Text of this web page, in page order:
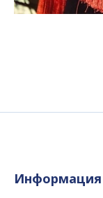
Информация